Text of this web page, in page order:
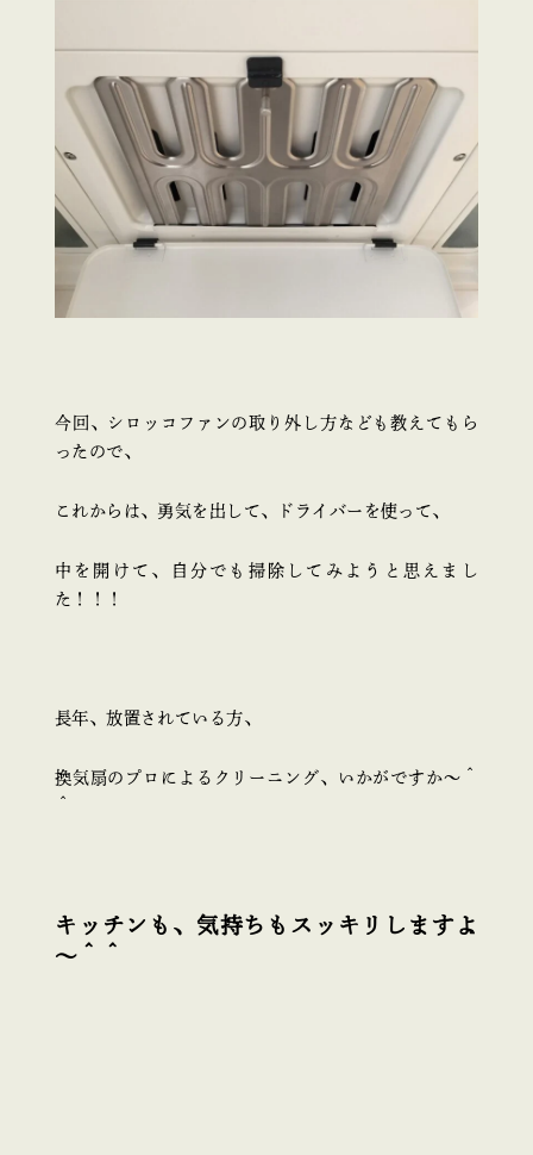
今回、シロッコファンの取り外し方なども教えてもら
ったので、
これからは、勇気を出して、ドライバーを使って、
中を開けて、自分でも掃除してみようと思えまし
た！！！
長年、放置されている方、
換気扇のプロによるクリーニング、いかがですか～＾
キッチンも、気持ちもスッキリしますよ
～＾＾